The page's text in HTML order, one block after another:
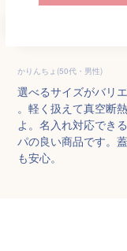
かりんちょ(50代・男性)
選べるサイズがバリ
。軽く扱えて真空断
よ。名入れ対応でき
パの良い商品です。
も安心。